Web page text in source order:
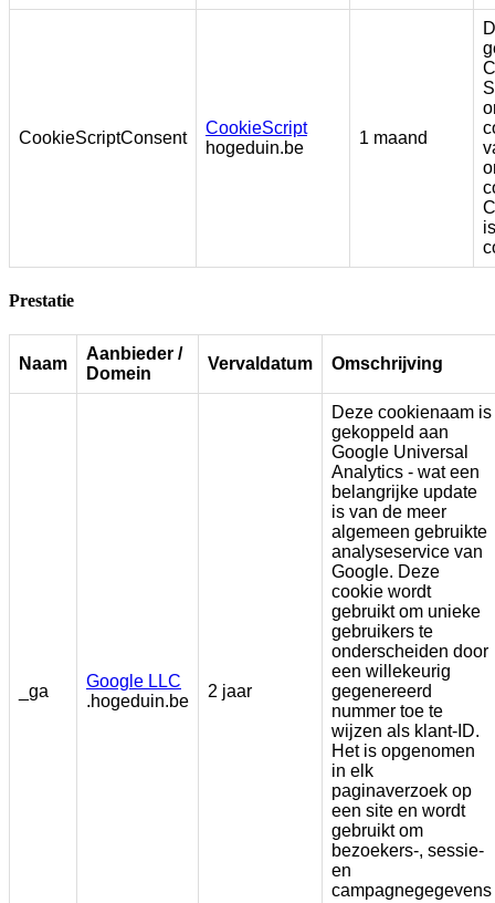
CookieScriptConsent
CookieScript
hogeduin.be
1 maand
Prestatie
Naam
Aanbieder /
Domein
Vervaldatum Omschrijving
_ga
Google LLC
.hogeduin.be
2 jaar
Deze cookienaam is
gekoppeld aan
Google Universal
Analytics - wat een
belangrijke update
is van de meer
algemeen gebruikte
analyseservice van
Google. Deze
cookie wordt
gebruikt om unieke
gebruikers te
onderscheiden door
een willekeurig
gegenereerd
nummer toe te
wijzen als klant-ID.
Het is opgenomen
in elk
paginaverzoek op
een site en wordt
gebruikt om
bezoekers-, sessie-
en
campagnegegevens